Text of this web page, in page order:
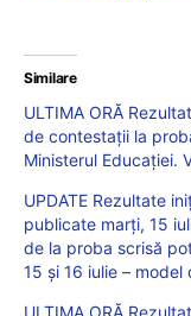
Similare
ULTIMA ORĂ
de contestații la
Ministerul Educației.
UPDATE Rezultate
publicate marți, 15
de la proba scrisă
15 și 16 iulie – model